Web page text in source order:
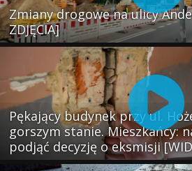
Zmiany drogowe na ulicy
ZDJĘCIA]
Pękający budynek przy ul.
gorszym stanie. Mieszkańcy:
podjąć decyzję o eksmisji